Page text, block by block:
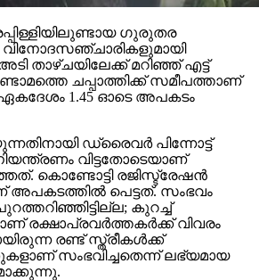
ഗുരുതര
താഴ്ചയിലേക്ക് മറിഞ്ഞ് എട്ട്
ചപ്പാത്തിക്ക് സമീപത്താണ്
ഏകദേശം 1.45 ഓടെ അപകടം
ഡ്രൈവര്‍ പിന്നോട്ട്
വിട്ടതോടെയാണ്
കൊണ്ടോട്ടി രജിസ്ട്രേഷന്‍
അപകടത്തില്‍ പെട്ടത്. സംഭവം
കുറച്ച്
രക്ഷാപ്രവര്‍ത്തകര്‍ക്ക് വിവരം
രണ്ട് സ്ത്രീകള്‍ക്ക്
സംഭവിച്ചതെന്ന് ലഭ്യമായ